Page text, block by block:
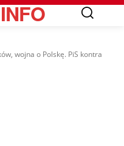
INFO
wojna o Polskę. PiS kontra